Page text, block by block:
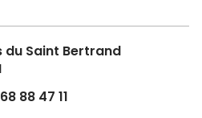
du Saint Bertrand
88 47 11